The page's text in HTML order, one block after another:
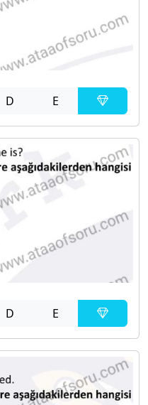
D E
D E